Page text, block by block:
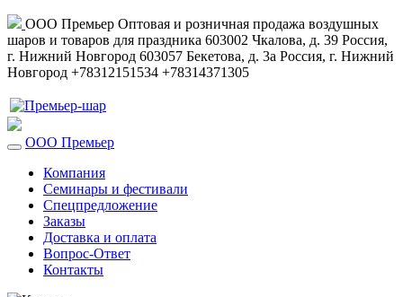
ООО Премьер Оптовая и розничная продажа воздушных
шаров и товаров для праздника 603002 Чкалова, д. 39 Россия,
г. Нижний Новгород 603057 Бекетова, д. 3а Россия, г. Нижний
Новгород +78312151534 +78314371305
ООО Премьер
Компания
Семинары и фестивали
Спецпредложение
Заказы
Доставка и оплата
Вопрос-Ответ
Контакты